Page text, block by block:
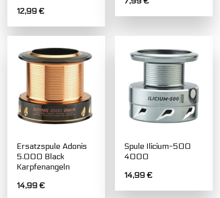
12,99€
Ersatzspule Adonis
5.000 Black
Karpfenangeln
14,99€
Spule Ilicium-500
4000
14,99€